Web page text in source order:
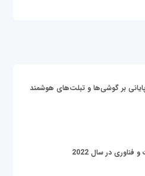
بر گوشی‌ها و تبلت‌های هوشمند